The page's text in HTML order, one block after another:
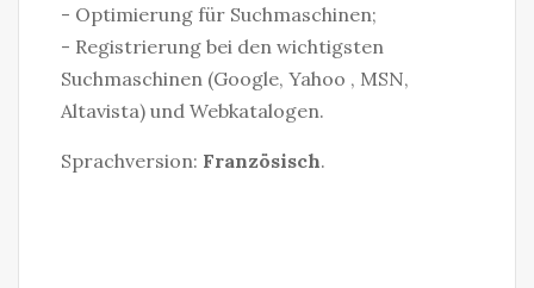
- Optimierung für Suchmaschinen;
- Registrierung bei den wichtigsten
Suchmaschinen (Google, Yahoo , MSN,
Altavista) und Webkatalogen.
Sprachversion: Französisch.